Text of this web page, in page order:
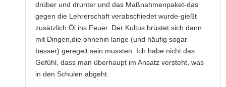
drüber und drunter und das Maßnahmenpaket-das
gegen die Lehrerschaft verabschiedet wurde-gießt
zusätzlich Öl ins Feuer. Der Kultus brüstet sich dann
mit Dingen,die ohnehin lange (und häufig sogar
besser) geregelt sein mussten. Ich habe nicht das
Gefühl, dass man überhaupt im Ansatz versteht, was
in den Schulen abgeht.